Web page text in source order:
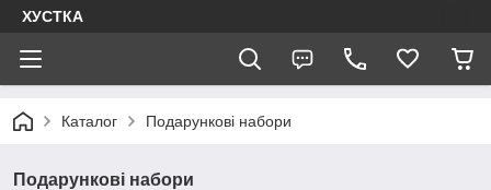
ХУСТКА
Каталог Подарункові набори
Подарункові набори